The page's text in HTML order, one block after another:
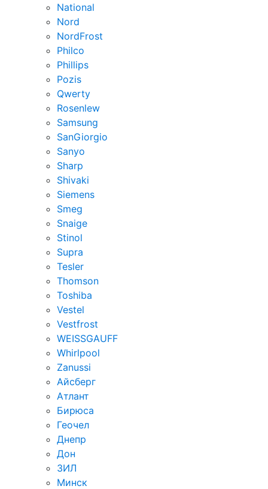
National
Nord
NordFrost
Philco
Phillips
Pozis
Qwerty
Rosenlew
Samsung
SanGiorgio
Sanyo
Sharp
Shivaki
Siemens
Smeg
Snaige
Stinol
Supra
Tesler
Thomson
Toshiba
Vestel
Vestfrost
WEISSGAUFF
Whirlpool
Zanussi
Айсберг
Атлант
Бирюса
Геочел
Днепр
Дон
ЗИЛ
Минск